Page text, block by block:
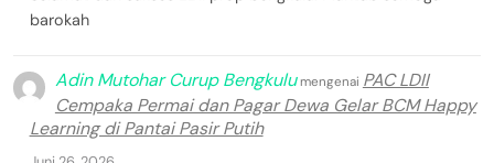
barokah
Adin Mutohar Curup Bengkulumengenai PAC LDII
Cempaka Permai dan Pagar Dewa Gelar BCM Happy
Learning di Pantai Pasir Putih